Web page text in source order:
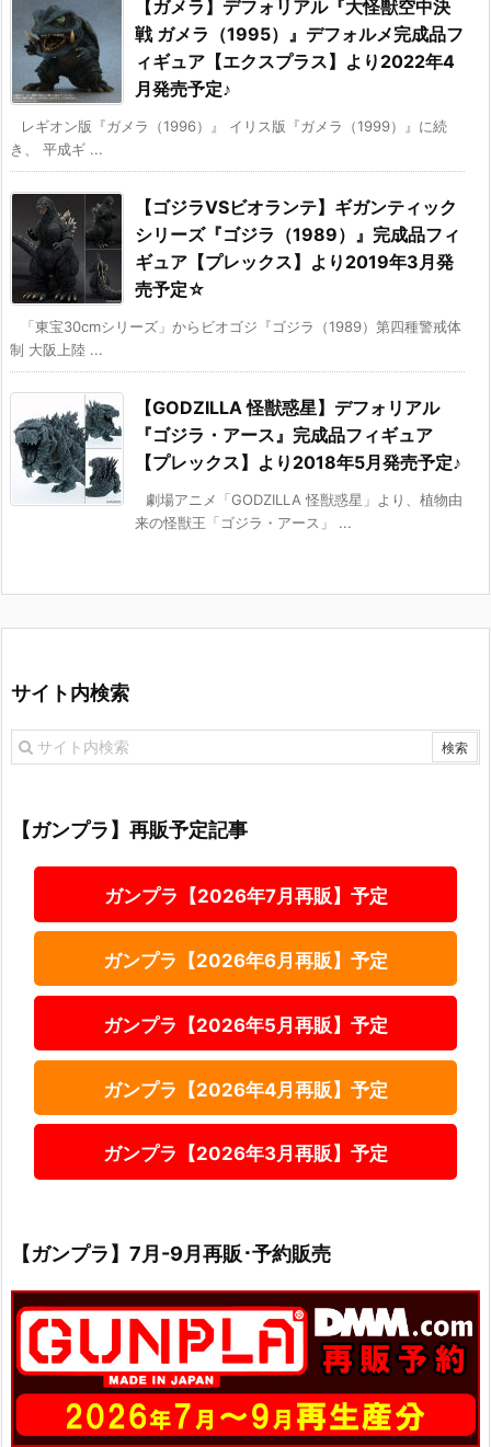
【ガメラ】デフォリアル『大怪獣空中決
戦 ガメラ（1995）』デフォルメ完成品フ
ィギュア【エクスプラス】より2022年4
月発売予定♪
レギオン版『ガメラ（1996）』 イリス版『ガメラ（1999）』に続
き、 平成ギ ...
【ゴジラVSビオランテ】ギガンティック
シリーズ『ゴジラ（1989）』完成品フィ
ギュア【プレックス】より2019年3月発
売予定☆
「東宝30cmシリーズ」からビオゴジ『ゴジラ（1989）第四種警戒体
制 大阪上陸 ...
【GODZILLA 怪獣惑星】デフォリアル
『ゴジラ・アース』完成品フィギュア
【プレックス】より2018年5月発売予定♪
劇場アニメ「GODZILLA 怪獣惑星」より、植物由
来の怪獣王「ゴジラ・アース」 ...
サイト内検索
【ガンプラ】再販予定記事
ガンプラ【2026年7月再販】予定
ガンプラ【2026年6月再販】予定
ガンプラ【2026年5月再販】予定
ガンプラ【2026年4月再販】予定
ガンプラ【2026年3月再販】予定
【ガンプラ】7月-9月再販･予約販売